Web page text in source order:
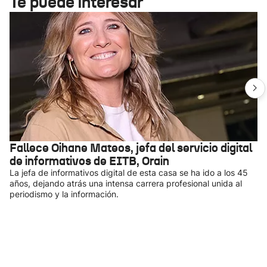
Fallece Oihane Mateos, jefa del servicio digital
de informativos de EITB, Orain
La jefa de informativos digital de esta casa se ha ido a los 45
años, dejando atrás una intensa carrera profesional unida al
periodismo y la información.